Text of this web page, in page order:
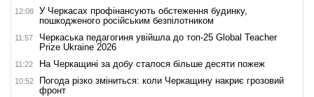
12:08
У Черкасах профінансують обстеження будинку,
пошкодженого російським безпілотником
11:57
Черкаська педагогиня увійшла до топ-25 Global Teacher
Prize Ukraine 2026
11:22 На Черкащині за добу сталося більше десяти пожеж
10:52
Погода різко зміниться: коли Черкащину накриє грозовий
фронт